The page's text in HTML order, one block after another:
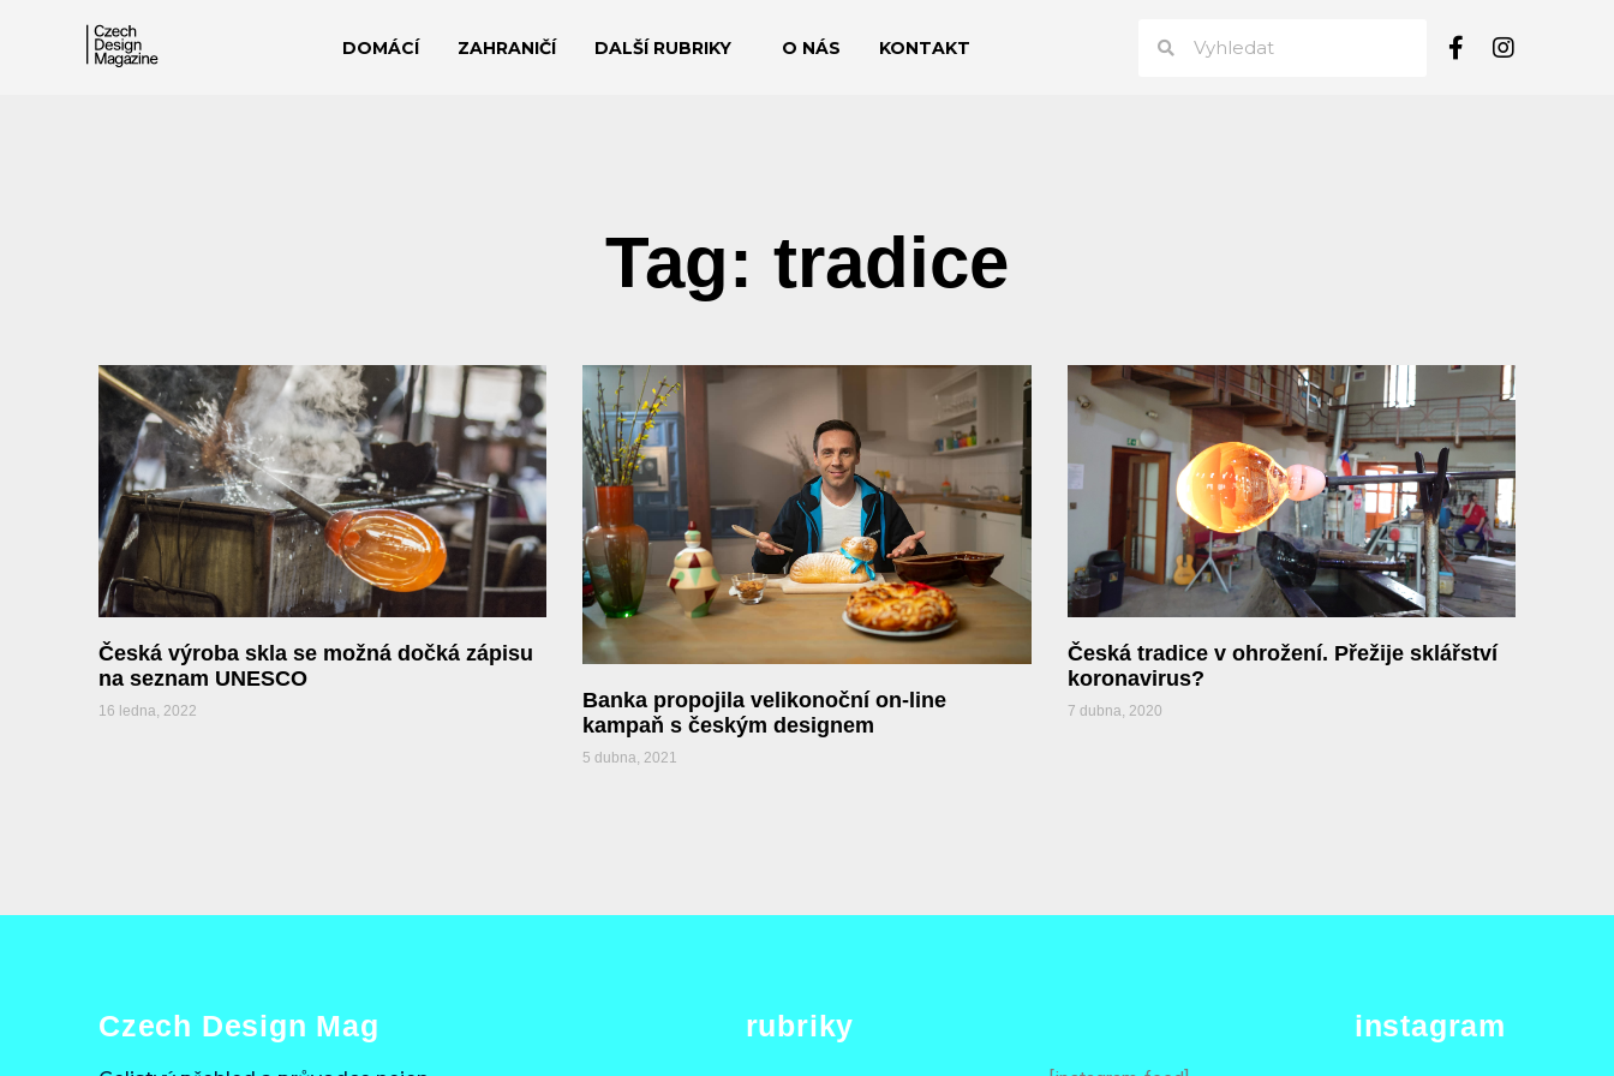
DOMÁCÍ ZAHRANIČÍ DALŠÍ RUBRIKY O NÁS KONTAKT
Tag: tradice
Česká výroba skla se možná dočká zápisu
na seznam UNESCO
16 ledna, 2022
Banka propojila velikonoční on-line
kampaň s českým designem
5 dubna, 2021
Česká tradice v ohrožení. Přežije sklářství
koronavirus?
7 dubna, 2020
Czech Design Mag rubriky instagram